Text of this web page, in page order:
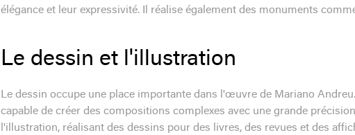
élégance et leur expressivité. Il réalise également des monuments
Le dessin et l'illustration
Le dessin occupe une place importante dans l'œuvre de Mariano
capable de créer des compositions complexes avec une grande
l'illustration, réalisant des dessins pour des livres, des revues et des